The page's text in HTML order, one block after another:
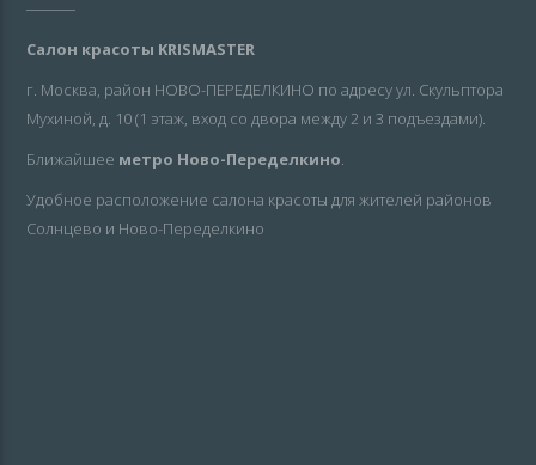
Салон красоты KRISMASTER
г. Москва, район НОВО-ПЕРЕДЕЛКИНО по адресу ул. Скульптора
Мухиной, д. 10 (1 этаж, вход со двора между 2 и 3 подъездами).
Ближайшее метро Ново-Переделкино.
Удобное расположение салона красоты для жителей районов
Солнцево и Ново-Переделкино